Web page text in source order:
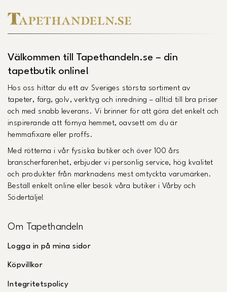
Välkommen till Tapethandeln.se – din
tapetbutik online!
Hos oss hittar du ett av Sveriges största sortiment av
tapeter, färg, golv, verktyg och inredning – alltid till bra priser
och med snabb leverans. Vi brinner för att göra det enkelt och
inspirerande att förnya hemmet, oavsett om du är
hemmafixare eller proffs.
Med rötterna i vår fysiska butiker och över 100 års
branscherfarenhet, erbjuder vi personlig service, hög kvalitet
och produkter från marknadens mest omtyckta varumärken.
Beställ enkelt online eller besök våra butiker i Vårby och
Södertälje!
Om Tapethandeln
Logga in på mina sidor
Köpvillkor
Integritetspolicy